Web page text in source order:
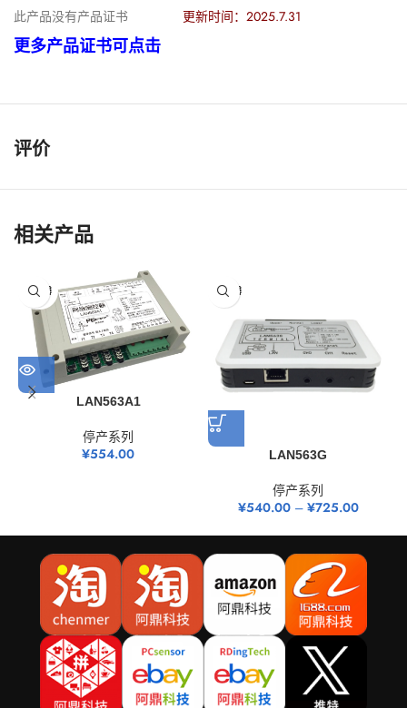
此产品没有产品证书 更新时间：2025.7.31
更多产品证书可点击
评价
相关产品
已售罄
LAN563A1
停产系列
¥554.00
已售罄
LAN563G
停产系列
¥540.00– ¥725.00